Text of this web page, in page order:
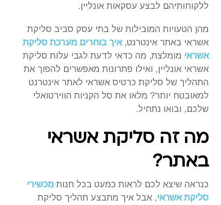
ללקוחותיהם לבצע עסקאות אונליין.
מהן הטעויות המובילות של בתי עסק סביב סליקת
אשראי באתר אינטרנט,איך בוחרים מערכת סליקת
אשראי מומלצת, מה כדאי לדעת לגבי עלות סליקת
אשראי אונליין, ואילו פתרונות מאפשרים להפוך את
התהליך של סליקת כרטיס אשראי לאתר אינטרנט
למאובטח יותר? מלאו את סל הקניות הווירטואלי
שלכם, ובואו נתחיל.
מה זה סליקת אשראי
באתר?
כנראה שיצא לכם לראות כמעט בכל חנות מכשירי
סליקת אשראי, אבל איך מתבצע תהליך סליקת